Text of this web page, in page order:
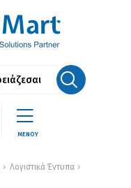
ΜΕΝΟΥ
Λογιστικά Έντυπα